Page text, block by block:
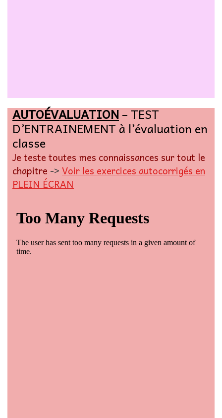
AUTOÉVALUATION– TEST
D’ENTRAINEMENT à l’évaluation en
classe
Je teste toutes mes connaissances sur tout le
chapitre -> Voir les exercices autocorrigés en
PLEIN ÉCRAN